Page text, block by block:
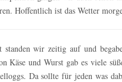
Hoffentlich ist das Wetter
standen wir zeitig auf und
Käse und Wurst gab es viele
Da sollte für jeden was